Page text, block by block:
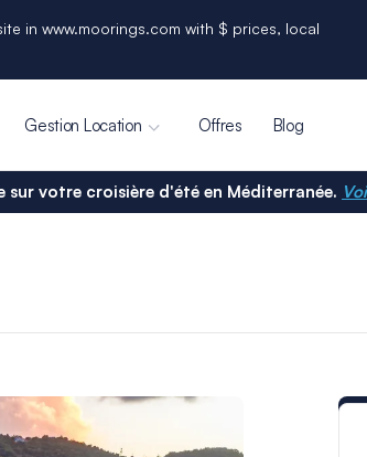
in www.moorings.com with $ prices, local
Gestion Location Offres Blog
sur votre croisière d'été en Méditerranée.